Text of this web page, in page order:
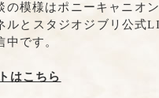
の模様はポニーキャニオ
ルとスタジオジブリ公式
です。
はこちら